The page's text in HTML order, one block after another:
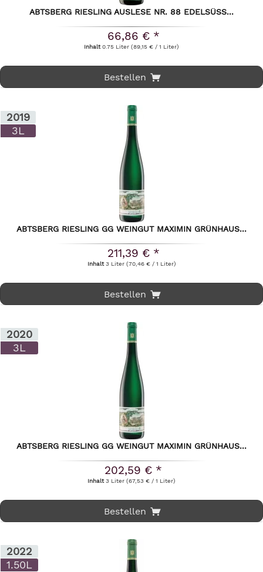
ABTSBERG RIESLING AUSLESE NR. 88 EDELSÜSS...
66,86 € *
Inhalt0.75 Liter(89,15 € / 1 Liter)
Bestellen
2019
3L
ABTSBERG RIESLING GG WEINGUT MAXIMIN GRÜNHAUS...
211,39 € *
Inhalt3 Liter (70,46 € / 1 Liter)
Bestellen
2020
3L
ABTSBERG RIESLING GG WEINGUT MAXIMIN GRÜNHAUS...
202,59 € *
Inhalt3 Liter(67,53 € / 1 Liter)
Bestellen
2022
1.50L